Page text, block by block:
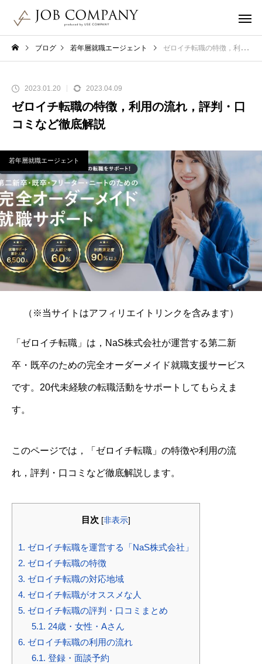
ブログ 若年層就職エージェント ゼロイチ転職の特徴，利用の流れ，評判・口コミなど徹底解説
2023.01.20 2023.04.09
ゼロイチ転職の特徴，利用の流れ，評判・口
コミなど徹底解説
若年層就職エージェント
（※当サイトはアフィリエイトリンクを含みます）
「ゼロイチ転職」は，NaS株式会社が運営する第二新
卒・既卒のための完全オーダーメイド就職支援サービス
です。20代未経験の転職活動をサポートしてもらえま
す。
このページでは，「ゼロイチ転職」の特徴や利用の流
れ，評判・口コミなど徹底解説します。
目次 [非表示]
1. ゼロイチ転職を運営する「NaS株式会社」
2. ゼロイチ転職の特徴
3. ゼロイチ転職の対応地域
4. ゼロイチ転職がオススメな人
5. ゼロイチ転職の評判・口コミまとめ
5.1. 24歳・女性・Aさん
6. ゼロイチ転職の利用の流れ
6.1. 登録・面談予約